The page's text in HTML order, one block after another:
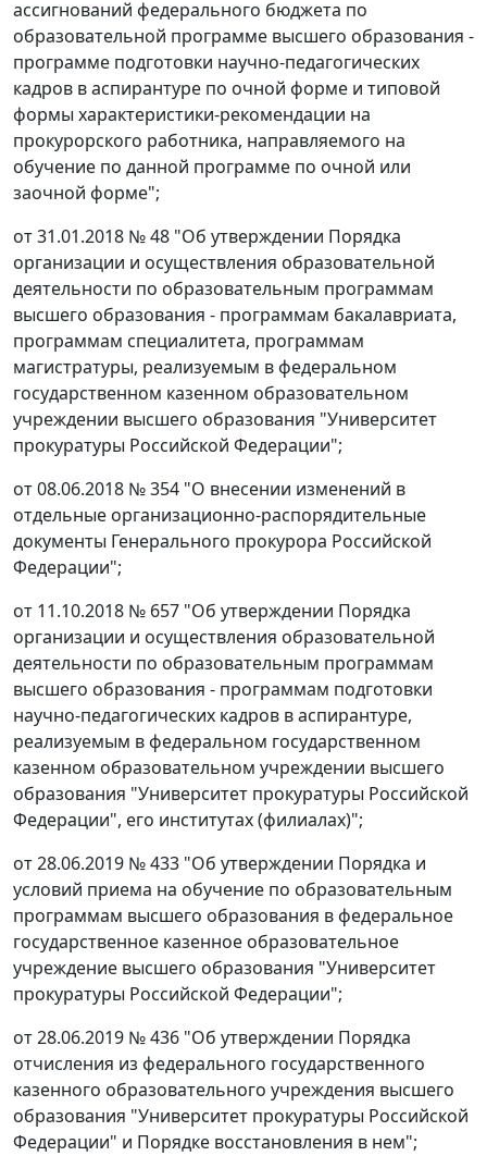
ассигнований федерального бюджета по
образовательной программе высшего образования -
программе подготовки научно-педагогических
кадров в аспирантуре по очной форме и типовой
формы характеристики-рекомендации на
прокурорского работника, направляемого на
обучение по данной программе по очной или
заочной форме";
от 31.01.2018 № 48 "Об утверждении Порядка
организации и осуществления образовательной
деятельности по образовательным программам
высшего образования - программам бакалавриата,
программам специалитета, программам
магистратуры, реализуемым в федеральном
государственном казенном образовательном
учреждении высшего образования "Университет
прокуратуры Российской Федерации";
от 08.06.2018 № 354 "О внесении изменений в
отдельные организационно-распорядительные
документы Генерального прокурора Российской
Федерации";
от 11.10.2018 № 657 "Об утверждении Порядка
организации и осуществления образовательной
деятельности по образовательным программам
высшего образования - программам подготовки
научно-педагогических кадров в аспирантуре,
реализуемым в федеральном государственном
казенном образовательном учреждении высшего
образования "Университет прокуратуры Российской
Федерации", его институтах (филиалах)";
от 28.06.2019 № 433 "Об утверждении Порядка и
условий приема на обучение по образовательным
программам высшего образования в федеральное
государственное казенное образовательное
учреждение высшего образования "Университет
прокуратуры Российской Федерации";
от 28.06.2019 № 436 "Об утверждении Порядка
отчисления из федерального государственного
казенного образовательного учреждения высшего
образования "Университет прокуратуры Российской
Федерации" и Порядке восстановления в нем";